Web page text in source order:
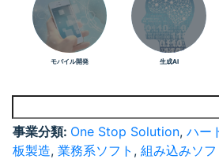
モバイル開発 生成AI
事業分類: One Stop Solution, ハー
板製造, 業務系ソフト , 組み込みソフ